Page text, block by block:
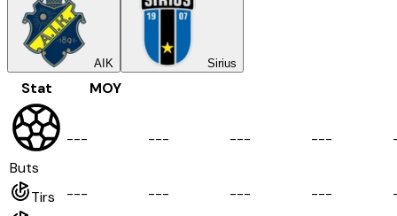
AIK Sirius
Stat MOY
Buts
--- --- --- ---
Tirs --- --- --- ---